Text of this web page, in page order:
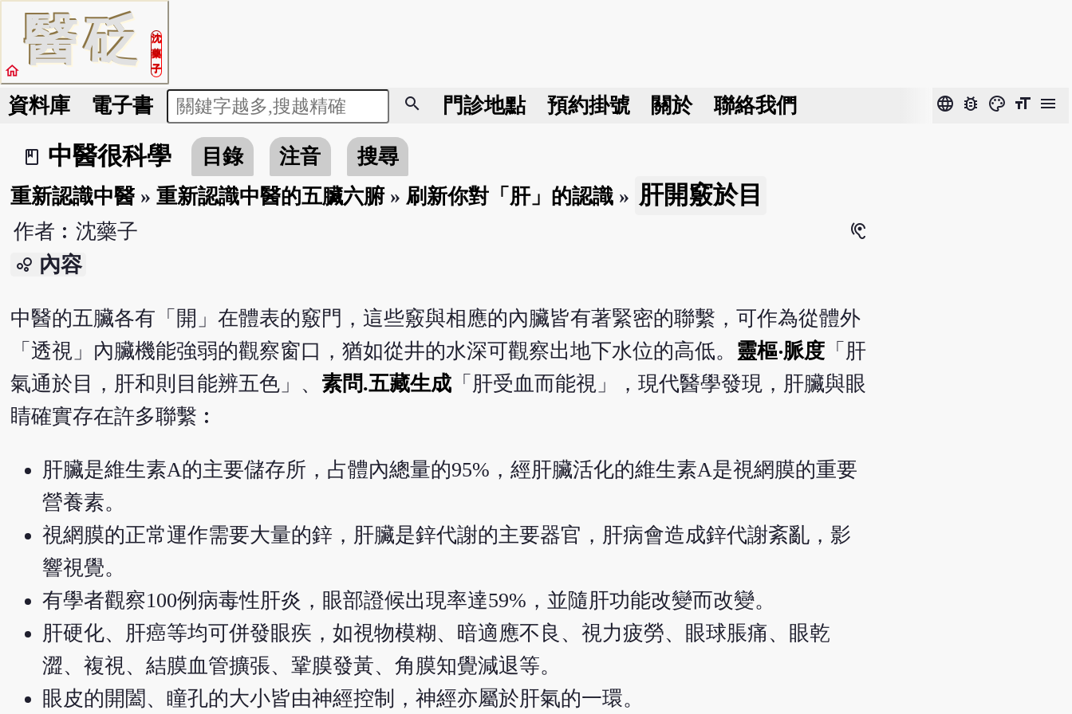
醫砭
沈
藥
子
home
資料庫 電子書 search 門診地點 預約掛號 關於 聯絡我們 language bug_report color_lens format_size menu
book_2
中醫很科學 目錄 注音
搜尋
重新認識中醫» 重新認識中醫的五臟六腑» 刷新你對「肝」的認識» 肝開竅於目
作者︰沈藥子
hearing
bubble_chart 內容
中醫的五臟各有「開」在體表的竅門，這些竅與相應的內臟皆有著緊密的聯繫，可作為從體外
「透視」內臟機能強弱的觀察窗口，猶如從井的水深可觀察出地下水位的高低。 靈樞‧脈度「肝
氣通於目，肝和則目能辨五色」、 素問.五藏生成「肝受血而能視」，現代醫學發現，肝臟與眼
睛確實存在許多聯繫︰
肝臟是維生素A的主要儲存所，占體內總量的95%，經肝臟活化的維生素A是視網膜的重要
營養素。
視網膜的正常運作需要大量的鋅，肝臟是鋅代謝的主要器官，肝病會造成鋅代謝紊亂，影
響視覺。
有學者觀察100例病毒性肝炎，眼部證候出現率達59%，並隨肝功能改變而改變。
肝硬化、肝癌等均可併發眼疾，如視物模糊、暗適應不良、視力疲勞、眼球脹痛、眼乾
澀、複視、結膜血管擴張、鞏膜發黃、角膜知覺減退等。
眼皮的開闔、瞳孔的大小皆由神經控制，神經亦屬於肝氣的一環。